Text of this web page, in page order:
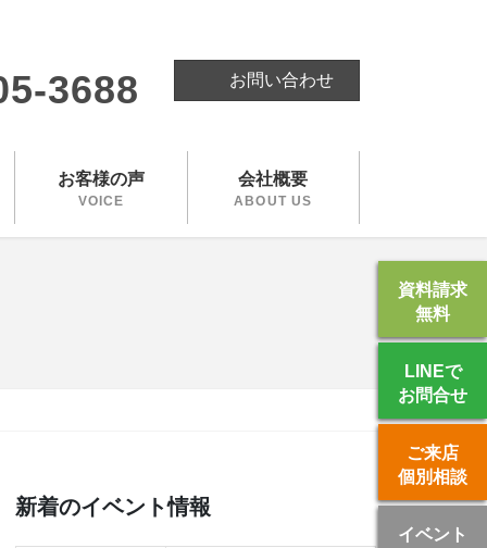
3688 お問い合わせ
お客様の声
VOICE
会社概要
ABOUT US
新着のイベント情報
資料請求
無料
LINEで
お問合せ
ご来店
個別相談
イベント